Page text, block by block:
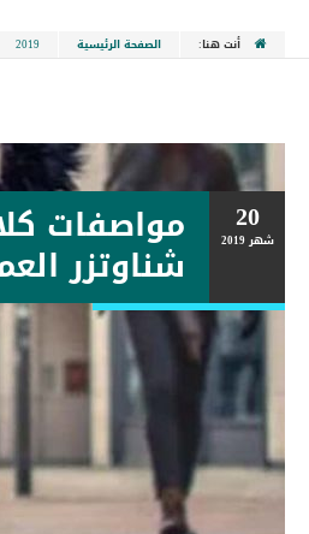
أنت هنا: الصفحة الرئيسية 2019
20
شهر2019 مواصفات
شناوتزر